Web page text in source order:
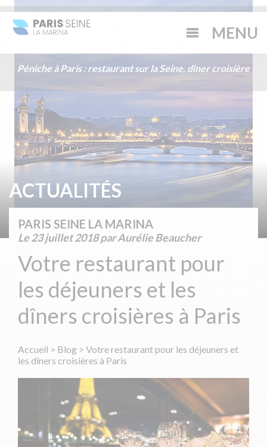
Péniche à Paris : restaurant sur la Seine, dîner croisière
ACTUALITÉS
PARIS SEINE LA MARINA
Le23 juillet 2018par Aurélie Beaucher
Votre restaurant pour
les déjeuners et les
dîners croisières à Paris
Accueil > Blog > Votre restaurant pour les déjeuners et
les dîners croisières à Paris